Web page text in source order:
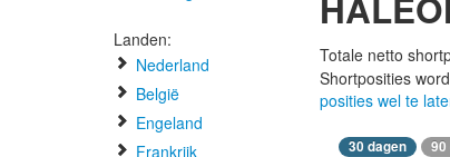
Landen:
Nederland
België
Engeland
Frankrijk
Totale netto
Shortposities
posities wel te
30 dagen 90